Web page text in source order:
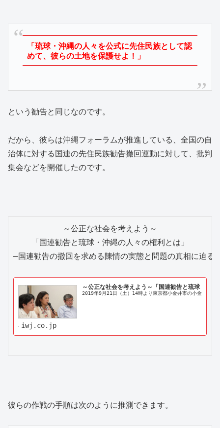
「琉球・沖縄の人々を公式に先住民族として認
めて、彼らの土地を保護せよ！」
という勧告と同じなのです。
だから、彼らは沖縄フォーラムが推進している、全国の自
治体に対する国連の先住民族勧告撤回運動に対して、批判
集会などを開催したのです。
～公正な社会を考えよう～
「国連勧告と琉球・沖縄の人々の権利とは」
―国連勧告の撤回を求める陳情の実態と問題の真相に迫る
～公正な社会を考えよう～「国連勧告と琉球・
2019年9月21日（土）14時より東京都小金井市の小金井市市
iwj.co.jp
彼らの作戦の手順は次のように推測できます。